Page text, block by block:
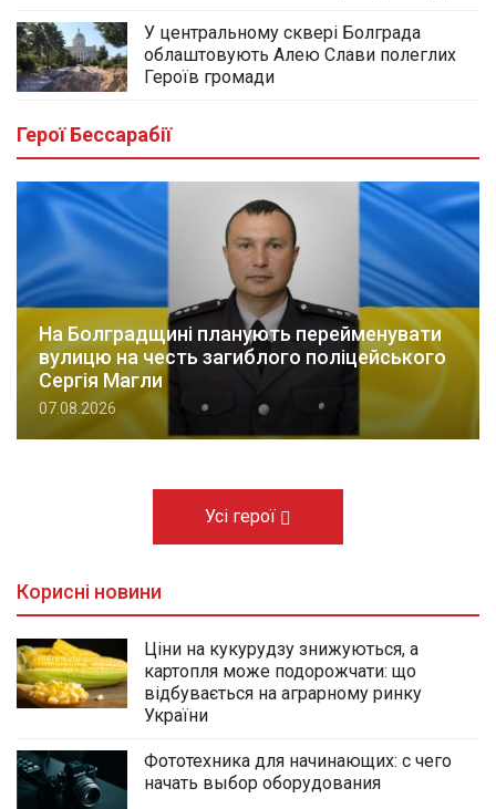
У центральному сквері Болграда
облаштовують Алею Слави полеглих
Героїв громади
Герої Бессарабії
На Болградщині планують перейменувати
вулицю на честь загиблого поліцейського
Сергія Магли
07.08.2026
Усі герої
Корисні новини
Ціни на кукурудзу знижуються, а
картопля може подорожчати: що
відбувається на аграрному ринку
України
Фототехника для начинающих: с чего
начать выбор оборудования